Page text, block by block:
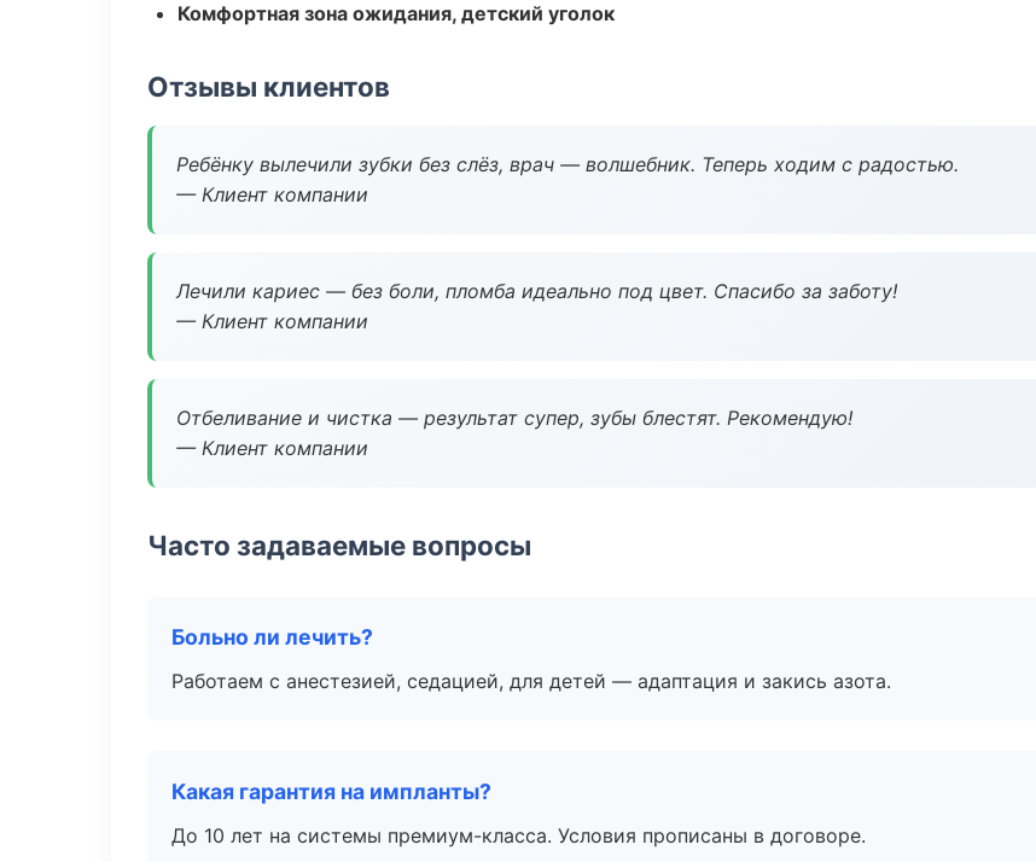
Комфортная зона ожидания, детский уголок
Отзывы клиентов
Ребёнку вылечили зубки без слёз, врач — волшебник. Теперь ходим с радостью.
— Клиент компании
Лечили кариес — без боли, пломба идеально под цвет. Спасибо за заботу!
— Клиент компании
Отбеливание и чистка — результат супер, зубы блестят. Рекомендую!
— Клиент компании
Часто задаваемые вопросы
Больно ли лечить?
Работаем с анестезией, седацией, для детей — адаптация и закись азота.
Какая гарантия на импланты?
До 10 лет на системы премиум-класса. Условия прописаны в договоре.